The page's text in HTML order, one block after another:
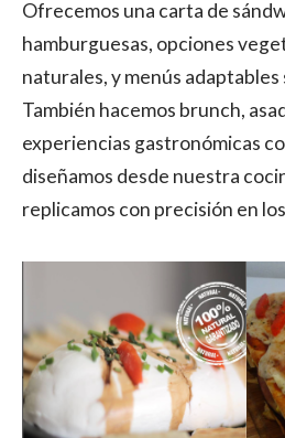
Ofrecemos una carta de
hamburguesas, opciones
naturales, y menús
También hacemos brunch,
experiencias gastronómicas
diseñamos desde nuestra
replicamos con precisión en